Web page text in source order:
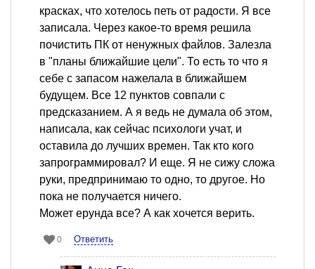
красках, что хотелось петь от радости. Я все
записала. Через какое-то время решила
почистить ПК от ненужных файлов. Залезла
в "планы ближайшие цели". То есть то что я
себе с запасом нажелала в ближайшем
будущем. Все 12 пунктов совпали с
предсказанием. А я ведь не думала об этом,
написала, как сейчас психологи учат, и
оставила до лучших времен. Так кто кого
запрограммировал? И еще. Я не сижу сложа
руки, предпринимаю то одно, то другое. Но
пока не получается ничего.
Может ерунда все? А как хочется верить.
0 Ответить